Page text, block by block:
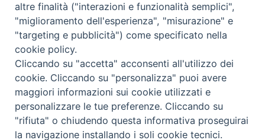
Via Beltrani, 9
76125 Trani BT
Centralino Tel. 0883 494211
Cancelleria Tel. 0883 494204
cancelleria@arcidiocesitrani.it
Copyright © Arcidiocesi di Trani Barletta Bisceglie
Riproduzione dei contenuti solo con permesso. Tutti i diritti sono
altre finalità ("interazioni e funzionalità semplici",
"miglioramento dell'esperienza", "misurazione" e
"targeting e pubblicità") come specificato nella
cookie policy.
Cliccando su "accetta" acconsenti all'utilizzo dei
cookie. Cliccando su "personalizza" puoi avere
maggiori informazioni sui cookie utilizzati e
personalizzare le tue preferenze. Cliccando su
"rifiuta" o chiudendo questa informativa proseguirai
la navigazione installando i soli cookie tecnici.